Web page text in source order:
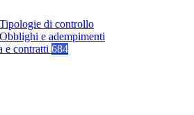
Tipologie di controllo
Obblighi e adempimenti
e contratti 684